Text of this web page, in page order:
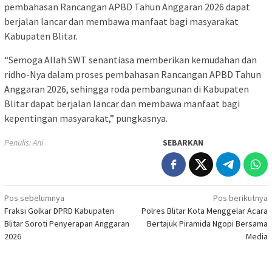
pembahasan Rancangan APBD Tahun Anggaran 2026 dapat
berjalan lancar dan membawa manfaat bagi masyarakat
Kabupaten Blitar.
“Semoga Allah SWT senantiasa memberikan kemudahan dan
ridho-Nya dalam proses pembahasan Rancangan APBD Tahun
Anggaran 2026, sehingga roda pembangunan di Kabupaten
Blitar dapat berjalan lancar dan membawa manfaat bagi
kepentingan masyarakat,” pungkasnya.
Penulis: Ani SEBARKAN
Navigasi
pos
Pos sebelumnya
Fraksi Golkar DPRD Kabupaten
Blitar Soroti Penyerapan Anggaran
2026
Pos berikutnya
Polres Blitar Kota Menggelar Acara
Bertajuk Piramida Ngopi Bersama
Media